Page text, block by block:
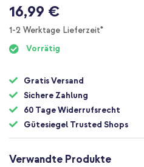
16,99 €
1-2 Werktage Lieferzeit*
Vorrätig
Gratis Versand
Sichere Zahlung
60 Tage Widerrufsrecht
Gütesiegel Trusted Shops
Verwandte Produkte